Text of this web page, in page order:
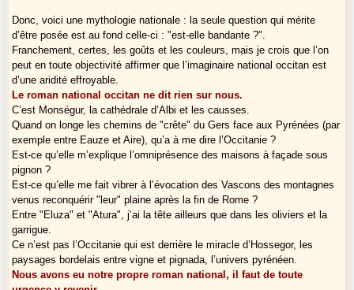
Donc, voici une mythologie nationale : la seule question qui mérite
d’être posée est au fond celle-ci : "est-elle bandante ?".
Franchement, certes, les goûts et les couleurs, mais je crois que l’on
peut en toute objectivité affirmer que l’imaginaire national occitan est
d’une aridité effroyable.
Le roman national occitan ne dit rien sur nous.
C’est Monségur, la cathédrale d’Albi et les causses.
Quand on longe les chemins de "crête" du Gers face aux Pyrénées (par
exemple entre Eauze et Aire), qu’a à me dire l’Occitanie ?
Est-ce qu’elle m’explique l’omniprésence des maisons à façade sous
pignon ?
Est-ce qu’elle me fait vibrer à l’évocation des Vascons des montagnes
venus reconquérir "leur" plaine après la fin de Rome ?
Entre "Eluza" et "Atura", j’ai la tête ailleurs que dans les oliviers et la
garrigue.
Ce n’est pas l’Occitanie qui est derrière le miracle d’Hossegor, les
paysages bordelais entre vigne et pignada, l’univers pyrénéen.
Nous avons eu notre propre roman national, il faut de toute